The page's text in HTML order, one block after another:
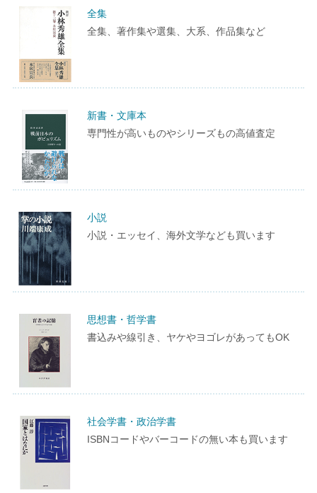
全集
全集、著作集や選集、大系、作品集など
新書・文庫本
専門性が高いものやシリーズもの高値査定
小説
小説・エッセイ、海外文学なども買います
思想書・哲学書
書込みや線引き、ヤケやヨゴレがあってもOK
社会学書・政治学書
ISBNコードやバーコードの無い本も買います